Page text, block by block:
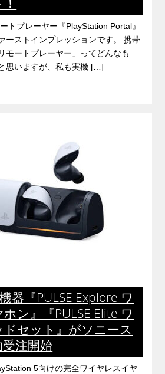
トプレーヤー『PlayStation Portal』
ーストインプレッションです。 携帯
モートプレーヤー」ってどんなも
思いますが、私も実機 […]
器『PULSE Explore ワ
ン』『PULSE Elite ワ
セット』がソニース
注開始
5向けの完全ワイヤレスイヤ